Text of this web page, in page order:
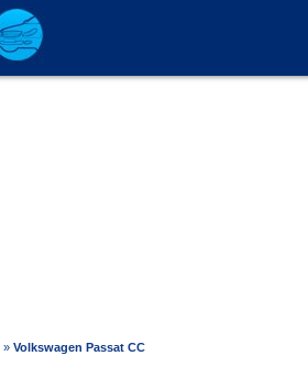
ТЕСТ-ДРАЙВ
» Volkswagen Passat CC